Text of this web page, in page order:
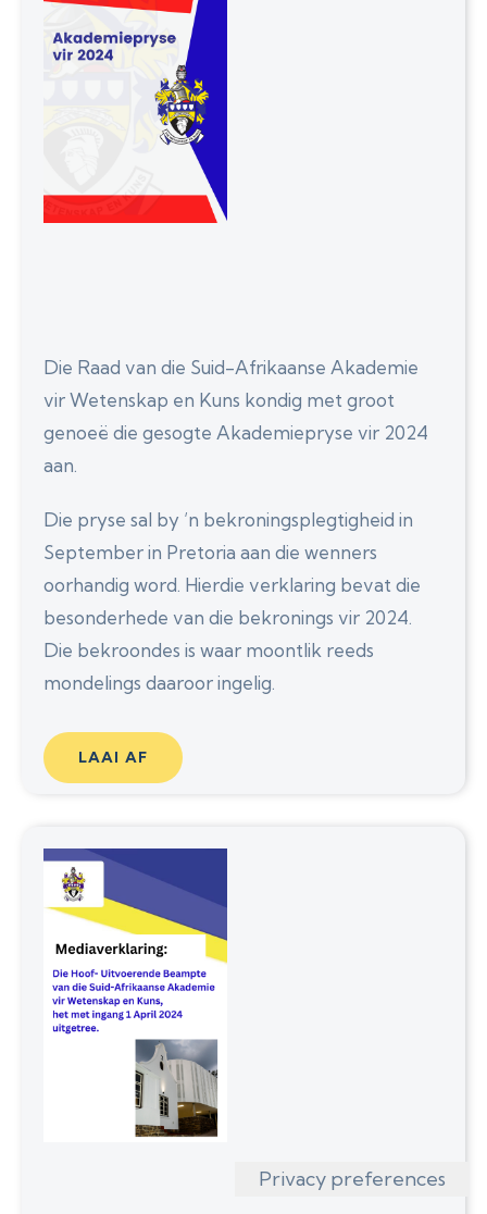
Die Raad van die Suid-Afrikaanse Akademie
vir Wetenskap en Kuns kondig met groot
genoeë die gesogte Akademiepryse vir 2024
aan.
Die pryse sal by ’n bekroningsplegtigheid in
September in Pretoria aan die wenners
oorhandig word. Hierdie verklaring bevat die
besonderhede van die bekronings vir 2024.
Die bekroondes is waar moontlik reeds
mondelings daaroor ingelig.
LAAI AF